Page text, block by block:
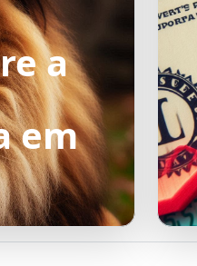
a
em